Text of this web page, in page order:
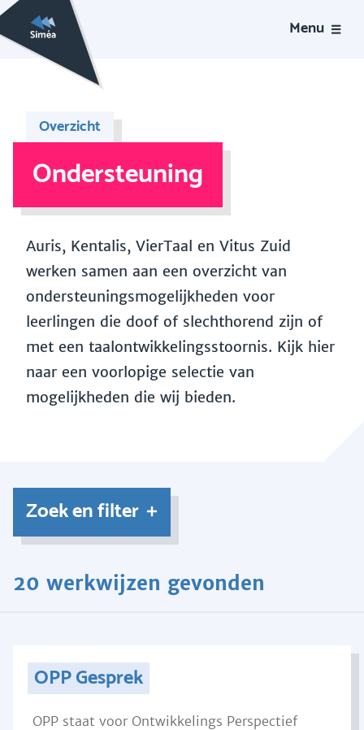
Menu
Overzicht
Ondersteuning
Auris, Kentalis, VierTaal en Vitus Zuid
werken samen aan een overzicht van
ondersteuningsmogelijkheden voor
leerlingen die doof of slechthorend zijn of
met een taalontwikkelingsstoornis. Kijk hier
naar een voorlopige selectie van
mogelijkheden die wij bieden.
Zoek en filter
20 werkwijzen gevonden
OPP Gesprek
OPP staat voor Ontwikkelings Perspectief